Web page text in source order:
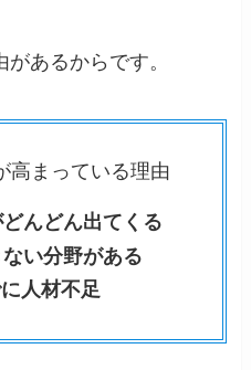
あるからです。
高まっている理由
んどん出てくる
い分野がある
人材不足